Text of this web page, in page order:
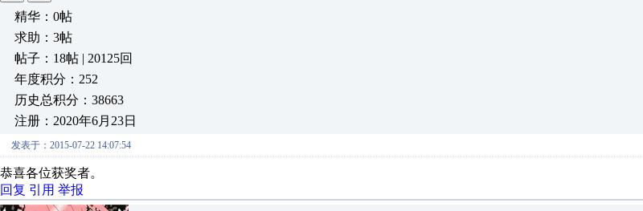
精华：0帖
求助：3帖
帖子：18帖 | 20125回
年度积分：252
历史总积分：38663
注册：2020年6月23日
发表于：2015-07-22 14:07:54
恭喜各位获奖者。
回复 引用 举报